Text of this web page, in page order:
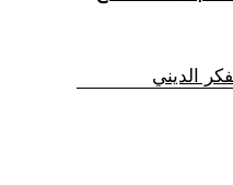
الديني